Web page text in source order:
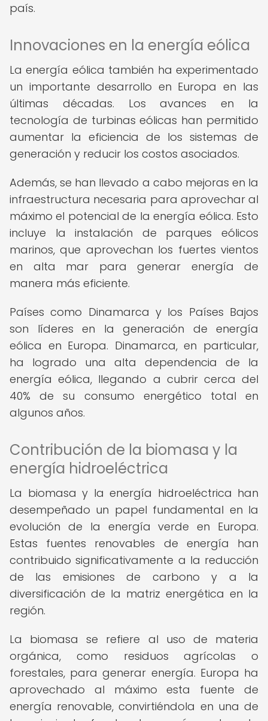
país.
Innovaciones en la energía eólica
La energía eólica también ha experimentado
un importante desarrollo en Europa en las
últimas décadas. Los avances en la
tecnología de turbinas eólicas han permitido
aumentar la eficiencia de los sistemas de
generación y reducir los costos asociados.
Además, se han llevado a cabo mejoras en la
infraestructura necesaria para aprovechar al
máximo el potencial de la energía eólica. Esto
incluye la instalación de parques eólicos
marinos, que aprovechan los fuertes vientos
en alta mar para generar energía de
manera más eficiente.
Países como Dinamarca y los Países Bajos
son líderes en la generación de energía
eólica en Europa. Dinamarca, en particular,
ha logrado una alta dependencia de la
energía eólica, llegando a cubrir cerca del
40% de su consumo energético total en
algunos años.
Contribución de la biomasa y la
energía hidroeléctrica
La biomasa y la energía hidroeléctrica han
desempeñado un papel fundamental en la
evolución de la energía verde en Europa.
Estas fuentes renovables de energía han
contribuido significativamente a la reducción
de las emisiones de carbono y a la
diversificación de la matriz energética en la
región.
La biomasa se refiere al uso de materia
orgánica, como residuos agrícolas o
forestales, para generar energía. Europa ha
aprovechado al máximo esta fuente de
energía renovable, convirtiéndola en una de